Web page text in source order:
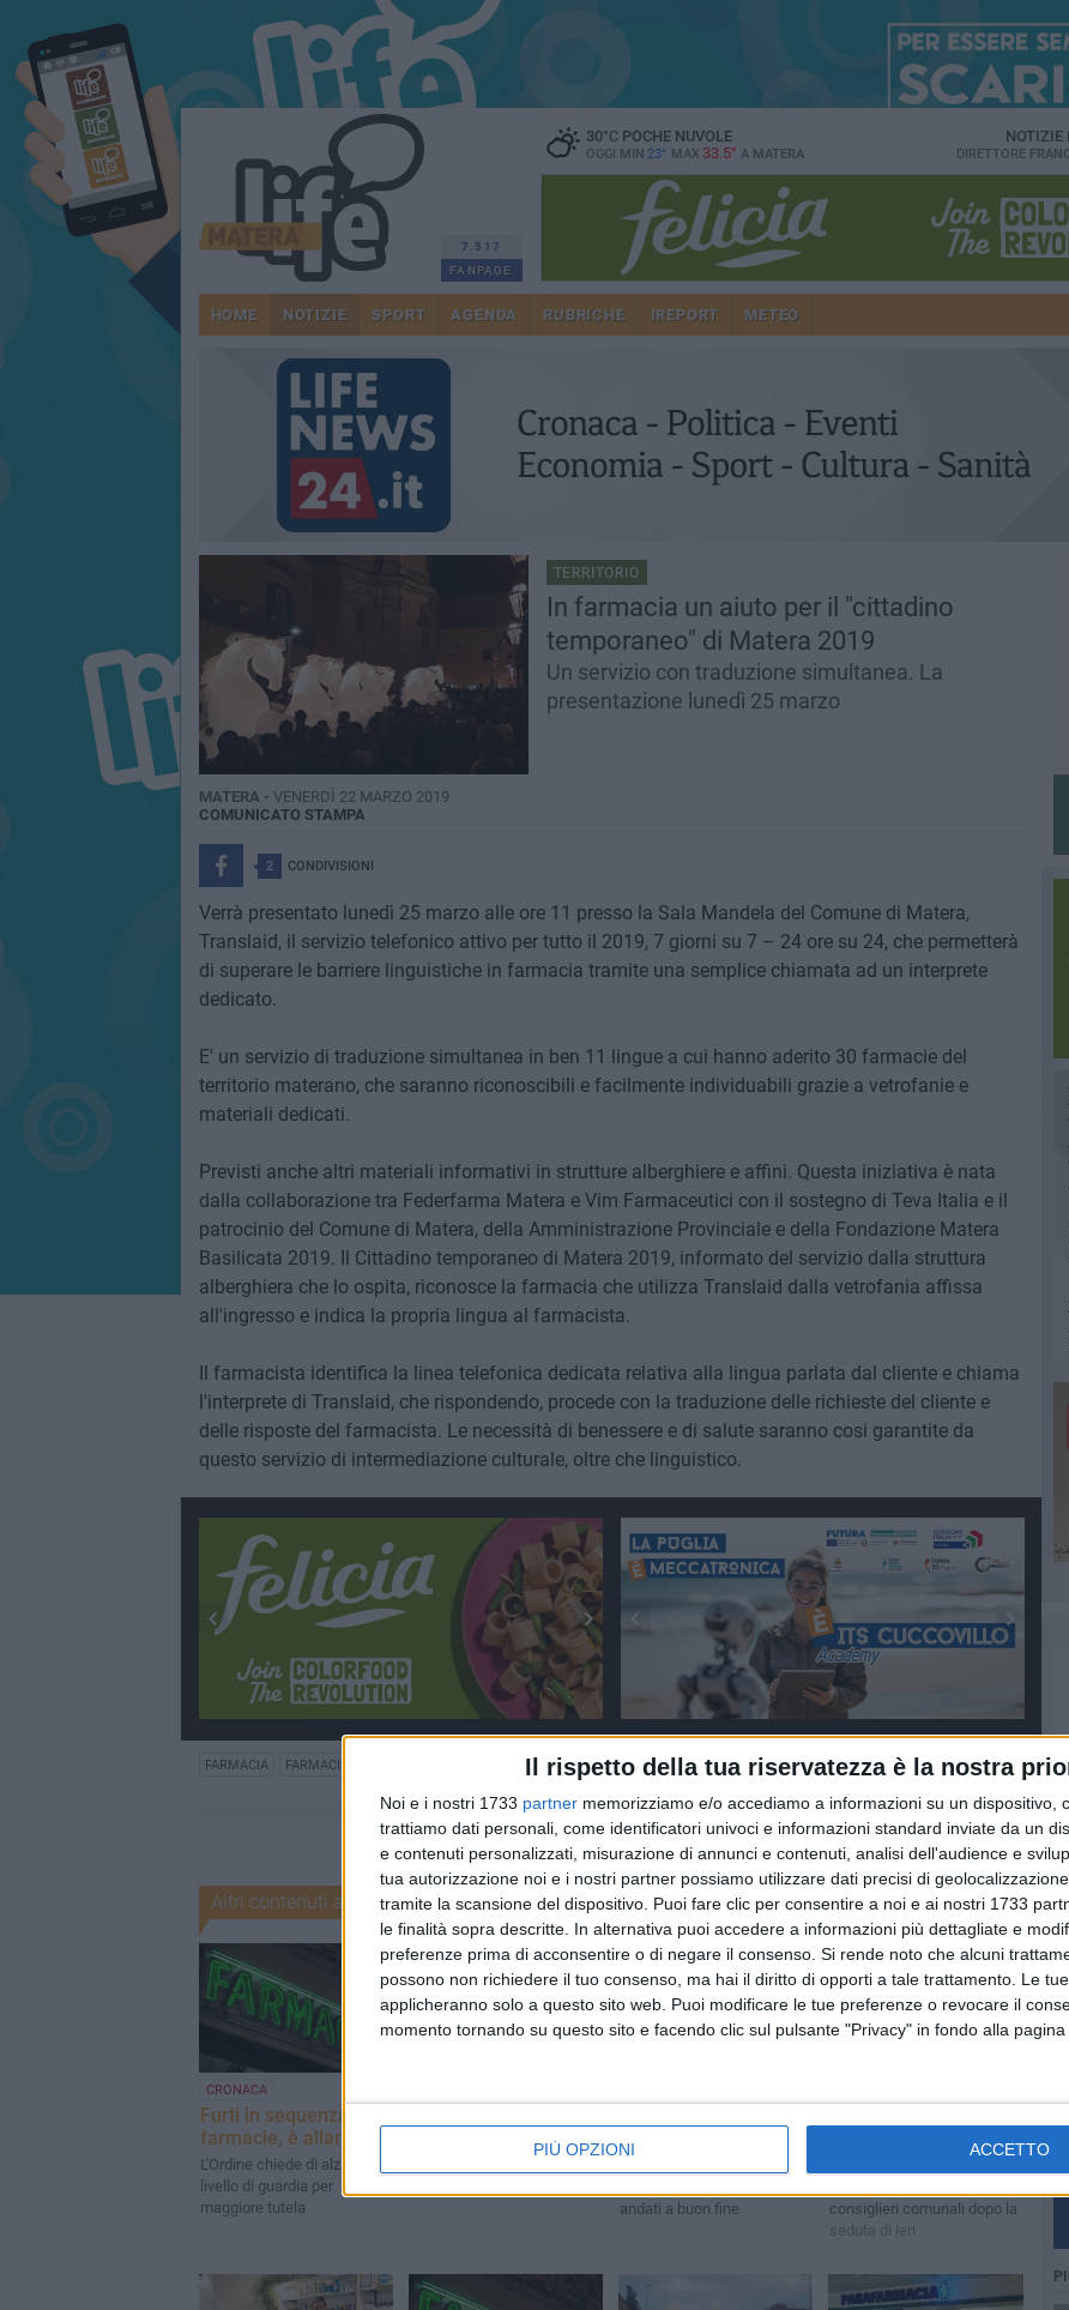
Il rispetto della tua riservatezza è la nostra
Noi e i nostri 1733 partner memorizziamo e/o accediamo a informazioni su un dispositivo,
trattiamo dati personali, come identificatori univoci e informazioni standard inviate da un
e contenuti personalizzati, misurazione di annunci e contenuti, analisi dell'audience e
tua autorizzazione noi e i nostri partner possiamo utilizzare dati precisi di
tramite la scansione del dispositivo. Puoi fare clic per consentire a noi e ai nostri 1733
le finalità sopra descritte. In alternativa puoi accedere a informazioni più dettagliate e
preferenze prima di acconsentire o di negare il consenso. Si rende noto che alcuni
possono non richiedere il tuo consenso, ma hai il diritto di opporti a tale trattamento. Le
applicheranno solo a questo sito web. Puoi modificare le tue preferenze o revocare il
momento tornando su questo sito e facendo clic sul pulsante "Privacy" in fondo alla pagina
PIÙ OPZIONI ACCETTO
7.517
FANPAGE
30°CPOCHE NUVOLE
OGGI MIN 23° MAX 33.5° A MATERA
NOTIZIE
DIRETTORE
HOME NOTIZIE SPORT AGENDA RUBRICHE IREPORT METEO
TERRITORIO
In farmacia un aiuto per il "cittadino
temporaneo" di Matera 2019
Un servizio con traduzione simultanea. La
presentazione lunedì 25 marzo
MATERA - VENERDÌ 22 MARZO 2019
COMUNICATO STAMPA
2 CONDIVISIONI
Verrà presentato lunedì 25 marzo alle ore 11 presso la Sala Mandela del Comune di Matera,
Translaid, il servizio telefonico attivo per tutto il 2019, 7 giorni su 7 – 24 ore su 24, che permetterà
di superare le barriere linguistiche in farmacia tramite una semplice chiamata ad un interprete
dedicato.
E' un servizio di traduzione simultanea in ben 11 lingue a cui hanno aderito 30 farmacie del
territorio materano, che saranno riconoscibili e facilmente individuabili grazie a vetrofanie e
materiali dedicati.
Previsti anche altri materiali informativi in strutture alberghiere e affini. Questa iniziativa è nata
dalla collaborazione tra Federfarma Matera e Vim Farmaceutici con il sostegno di Teva Italia e il
patrocinio del Comune di Matera, della Amministrazione Provinciale e della Fondazione Matera
Basilicata 2019. Il Cittadino temporaneo di Matera 2019, informato del servizio dalla struttura
alberghiera che lo ospita, riconosce la farmacia che utilizza Translaid dalla vetrofania affissa
all'ingresso e indica la propria lingua al farmacista.
Il farmacista identifica la linea telefonica dedicata relativa alla lingua parlata dal cliente e chiama
l'interprete di Translaid, che rispondendo, procede con la traduzione delle richieste del cliente e
delle risposte del farmacista. Le necessità di benessere e di salute saranno cosi garantite da
questo servizio di intermediazione culturale, oltre che linguistico.
FARMACIA FARMACIA COMUNALE
Altri contenuti a tema
CRONACA
Furti in sequenza alle
farmacie, è allarme
L'Ordine chiede di alzare il
livello di guardia per
maggiore tutela
bilancio in Basilicata
Martella, il sindaco
replica alle critiche
andati a buon fine
Martella non si farà
consiglieri comunali dopo la
seduta di ieri